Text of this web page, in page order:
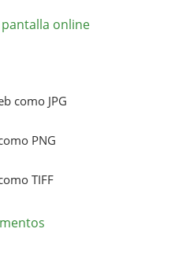
online
como JPG
PNG
TIFF